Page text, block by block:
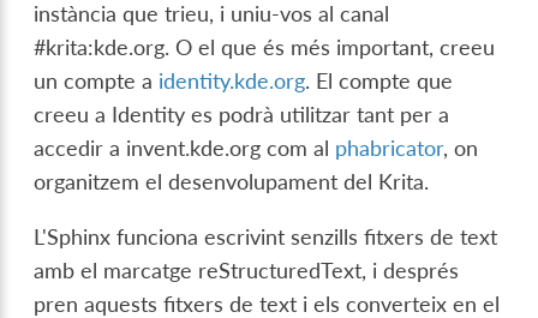
instància que trieu, i uniu-vos al canal
#krita:kde.org. O el que és més important, creeu
un compte a identity.kde.org. El compte que
creeu a Identity es podrà utilitzar tant per a
accedir a invent.kde.org com al phabricator, on
organitzem el desenvolupament del Krita.
L'Sphinx funciona escrivint senzills fitxers de text
amb el marcatge reStructuredText, i després
pren aquests fitxers de text i els converteix en el